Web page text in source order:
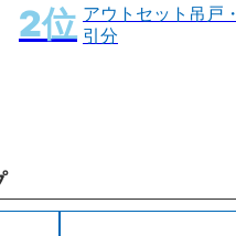
アウトセット吊戸・
引分